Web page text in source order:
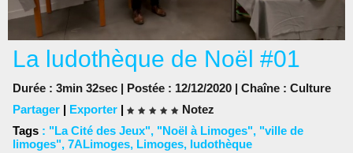
La ludothèque de Noël #01
Durée : 3min 32sec | Postée : 12/12/2020 | Chaîne : Culture
Partager | Exporter |
Notez
Tags : "La Cité des Jeux", "Noël à Limoges", "ville de
limoges", 7ALimoges, Limoges, ludothèque